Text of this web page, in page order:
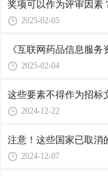
奖项可以作为评审因素
2025-02-05
《互联网药品信息服
2025-02-04
这些要素不得作为招标
2024-12-22
注意！这些国家已取消
2024-12-07